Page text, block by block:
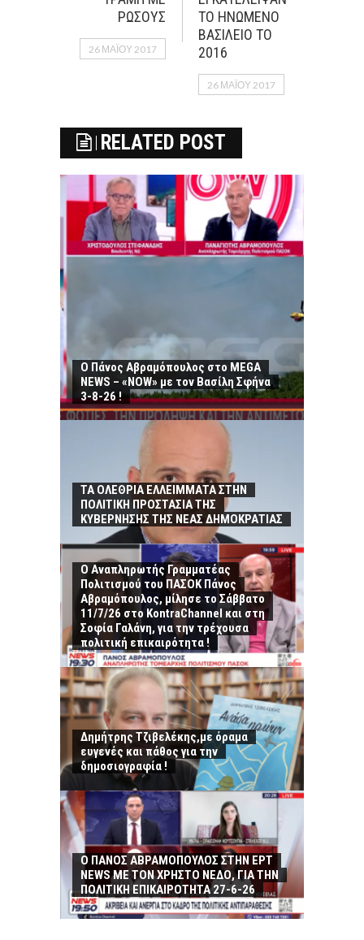
ΡΩΣΟΥΣ
26 ΜΑΪ́ΟΥ 2017
ΤΟ ΗΝΩΜΕΝΟ
ΒΑΣΙΛΕΙΟ ΤΟ
2016
26 ΜΑΪ́ΟΥ 2017
RELATED POST
Ο Πάνος Αβραμόπουλος στο MEGA
NEWS – «NOW» με τον Βασίλη Σφήνα
3-8-26 !
ΤΑ ΟΛΕΘΡΙΑ ΕΛΛΕΙΜΜΑΤΑ ΣΤΗΝ
ΠΟΛΙΤΙΚΗ ΠΡΟΣΤΑΣΙΑ ΤΗΣ
ΚΥΒΕΡΝΗΣΗΣ ΤΗΣ ΝΕΑΣ ΔΗΜΟΚΡΑΤΙΑΣ
Ο Αναπληρωτής Γραμματέας
Πολιτισμού του ΠΑΣΟΚ Πάνος
Αβραμόπουλος, μίλησε το Σάββατο
11/7/26 στο KontraChannel και στη
Σοφία Γαλάνη, για την τρέχουσα
πολιτική επικαιρότητα !
Δημήτρης Τζιβελέκης,με όραμα
ευγενές και πάθος για την
δημοσιογραφία !
Ο ΠΑΝΟΣ ΑΒΡΑΜΟΠΟΥΛΟΣ ΣΤΗΝ ΕΡΤ
NEWS ΜΕ ΤΟΝ ΧΡΗΣΤΟ ΝΕΔΟ, ΓΙΑ ΤΗΝ
ΠΟΛΙΤΙΚΗ ΕΠΙΚΑΙΡΟΤΗΤΑ 27-6-26